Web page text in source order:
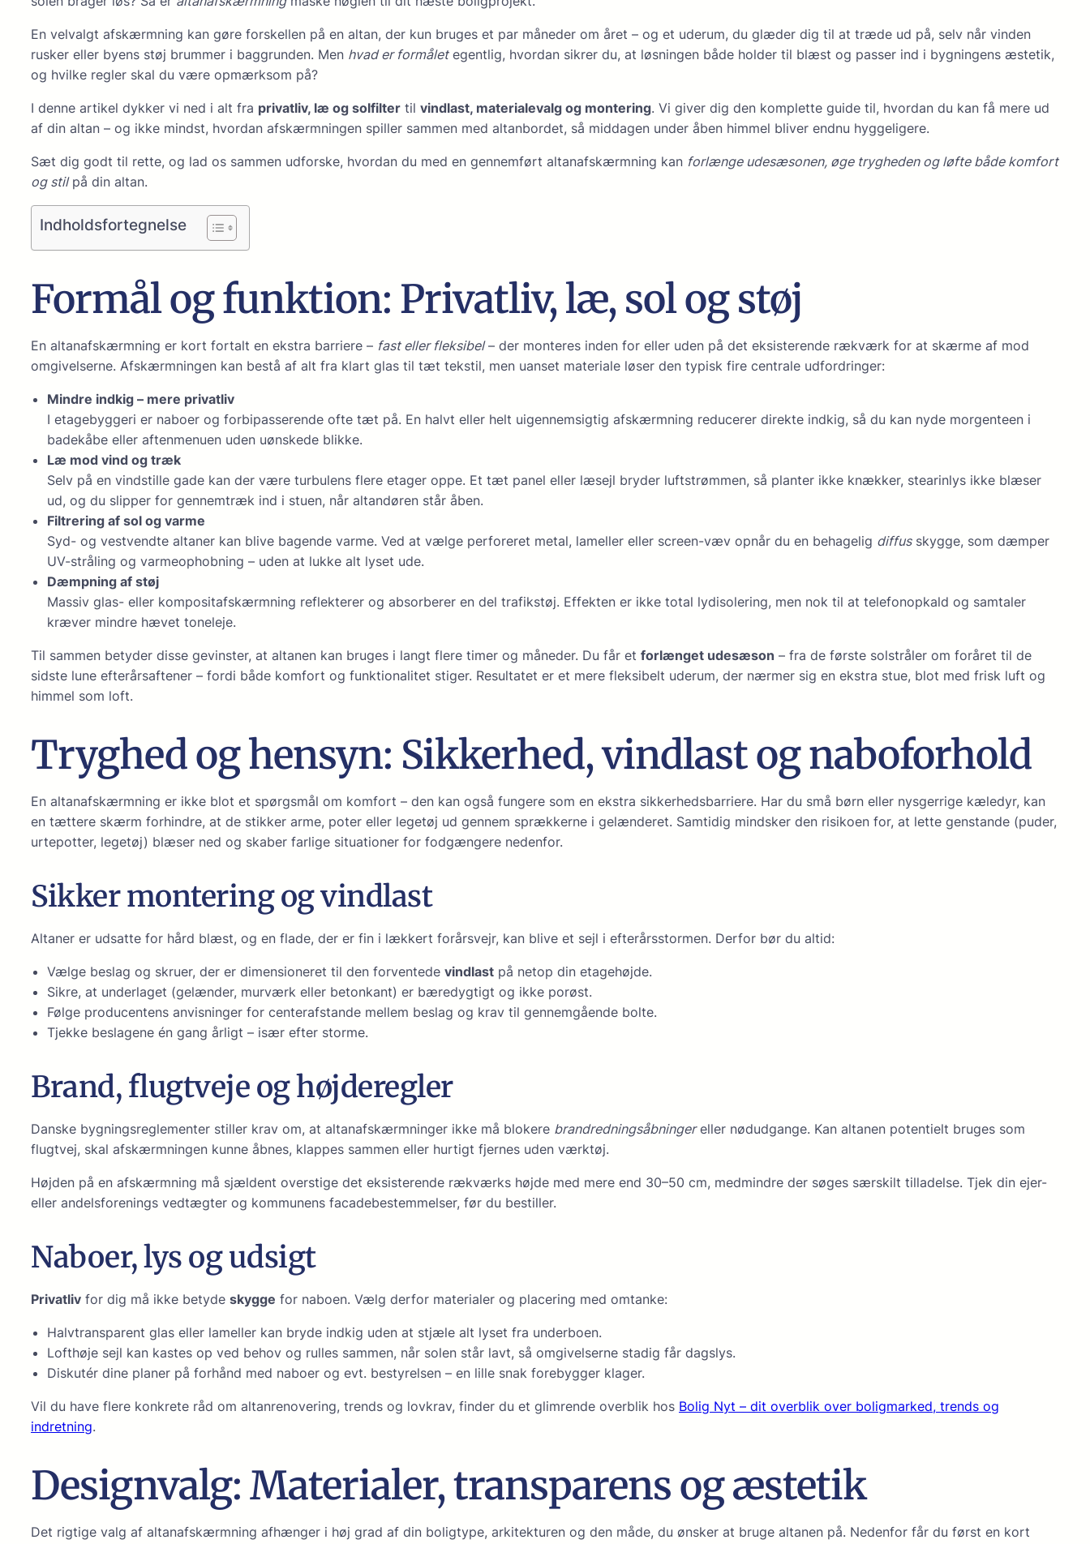
En velvalgt afskærmning kan gøre forskellen på en altan, der kun bruges et par måneder om året – og et uderum, du glæder dig til at træde ud på, selv når vinden
rusker eller byens støj brummer i baggrunden. Men hvad er formåletegentlig, hvordan sikrer du, at løsningen både holder til blæst og passer ind i bygningens æstetik,
og hvilke regler skal du være opmærksom på?
I denne artikel dykker vi ned i alt fra privatliv, læ og solfilter til vindlast, materialevalg og montering. Vi giver dig den komplette guide til, hvordan du kan få mere ud
af din altan – og ikke mindst, hvordan afskærmningen spiller sammen med altanbordet, så middagen under åben himmel bliver endnu hyggeligere.
Sæt dig godt til rette, og lad os sammen udforske, hvordan du med en gennem­ført altanafskærmning kan forlænge udesæsonen, øge trygheden og løfte både komfort
og stilpå din altan.
Indholdsfortegnelse
Formål og funktion: Privatliv, læ, sol og støj
En altanafskærmning er kort fortalt en ekstra barriere – fast eller fleksibel– der monteres inden for eller uden på det eksisterende rækværk for at skærme af mod
omgivelserne. Afskærmningen kan bestå af alt fra klart glas til tæt tekstil, men uanset materiale løser den typisk fire centrale udfordringer:
Mindre indkig – mere privatliv
I etagebyggeri er naboer og forbipasserende ofte tæt på. En halvt eller helt uigennemsigtig afskærmning reducerer direkte indkig, så du kan nyde morgenteen i
badekåbe eller aftenmenuen uden uønskede blikke.
Læ mod vind og træk
Selv på en vindstille gade kan der være turbulens flere etager oppe. Et tæt panel eller læsejl bryder luftstrømmen, så planter ikke knækker, stearinlys ikke blæser
ud, og du slipper for gennemtræk ind i stuen, når altandøren står åben.
Filtrering af sol og varme
Syd- og vestvendte altaner kan blive bagende varme. Ved at vælge perforeret metal, lameller eller screen-væv opnår du en behagelig diffusskygge, som dæmper
UV-stråling og varmeophobning – uden at lukke alt lyset ude.
Dæmpning af støj
Massiv glas- eller kompositafskærmning reflekterer og absorberer en del trafikstøj. Effekten er ikke total lydisolering, men nok til at telefonopkald og samtaler
kræver mindre hævet toneleje.
Til sammen betyder disse gevinster, at altanen kan bruges i langt flere timer og måneder. Du får et forlænget udesæson – fra de første solstråler om foråret til de
sidste lune efterårsaftener – fordi både komfort og funktionalitet stiger. Resultatet er et mere fleksibelt uderum, der nærmer sig en ekstra stue, blot med frisk luft og
himmel som loft.
Tryghed og hensyn: Sikkerhed, vindlast og naboforhold
En altanafskærmning er ikke blot et spørgsmål om komfort – den kan også fungere som en ekstra sikkerheds­barriere. Har du små børn eller nysgerrige kæledyr, kan
en tættere skærm forhindre, at de stikker arme, poter eller legetøj ud gennem sprækkerne i gelænderet. Samtidig mindsker den risikoen for, at lette genstande (puder,
urtepotter, legetøj) blæser ned og skaber farlige situationer for fodgængere nedenfor.
Sikker montering og vindlast
Altaner er udsatte for hård blæst, og en flade, der er fin i lækkert forårsvejr, kan blive et sejl i efterårsstormen. Derfor bør du altid:
Vælge beslag og skruer, der er dimensioneret til den forventede vindlast på netop din etagehøjde.
Sikre, at underlaget (gelænder, murværk eller betonkant) er bæredygtigt og ikke porøst.
Følge producentens anvisninger for centerafstande mellem beslag og krav til gennemgående bolte.
Tjekke beslagene én gang årligt – især efter storme.
Brand, flugtveje og højderegler
Danske bygningsreglementer stiller krav om, at altanafskærmninger ikke må blokere brandredningsåbningereller nødudgange. Kan altanen potentielt bruges som
flugtvej, skal afskærmningen kunne åbnes, klappes sammen eller hurtigt fjernes uden værktøj.
Højden på en afskærmning må sjældent overstige det eksisterende rækværks højde med mere end 30–50 cm, medmindre der søges særskilt tilladelse. Tjek din ejer-
eller andelsforenings vedtægter og kommunens facade­bestemmelser, før du bestiller.
Naboer, lys og udsigt
Privatliv for dig må ikke betyde skygge for naboen. Vælg derfor materialer og placering med omtanke:
Halvtransparent glas eller lameller kan bryde indkig uden at stjæle alt lyset fra underboen.
Lofthøje sejl kan kastes op ved behov og rulles sammen, når solen står lavt, så omgivelserne stadig får dagslys.
Diskutér dine planer på forhånd med naboer og evt. bestyrelsen – en lille snak forebygger klager.
Vil du have flere konkrete råd om altanrenovering, trends og lovkrav, finder du et glimrende overblik hos Bolig Nyt – dit overblik over boligmarked, trends og
indretning.
Designvalg: Materialer, transparens og æstetik
Det rigtige valg af altanafskærmning afhænger i høj grad af din boligtype, arkitekturen og den måde, du ønsker at bruge altanen på. Nedenfor får du først en kort